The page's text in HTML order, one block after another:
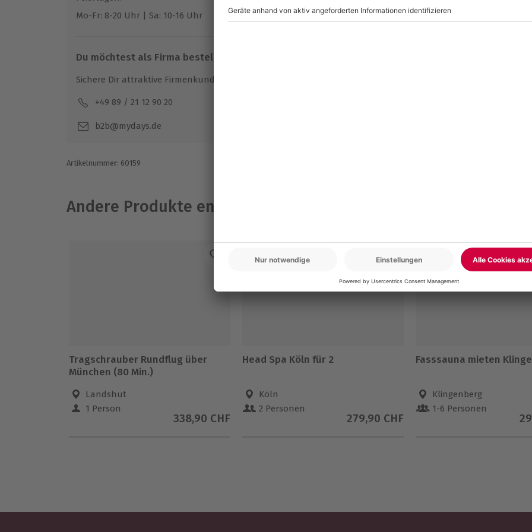
Mo-Fr: 8-20 Uhr | Sa: 10-16 Uhr
Du möchtest als Firma bestellen?
Sichere Dir attraktive Firmenkunden Vorteile.
+49 89 / 21 12 90 20
b2b@mydays.de
Artikelnummer: 60159
Andere Produkte entdecken
Tragschrauber Rundflug über
München (80 Min.)
Landshut
1 Person
338,90 CHF
Head Spa Köln für 2
Köln
2 Personen
279,90 CHF
-15% CLUB DEAL
Fasssauna mieten
Klingenberg
1-6 Personen